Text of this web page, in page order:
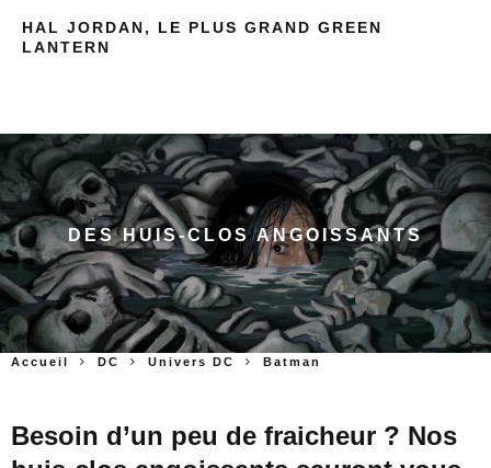
HAL JORDAN, LE PLUS GRAND GREEN
LANTERN
DES HUIS-CLOS ANGOISSANTS
Accueil DC Univers DC Batman
Besoin d’un peu de fraicheur ? Nos